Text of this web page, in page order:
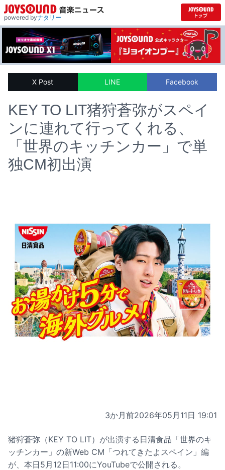
powered byナタリー
X Post LINE Facebook
KEY TO LIT猪狩蒼弥がスペイ
ンに連れて行ってくれる、
「世界のキッチンカー」で単
独CM初出演
3か月前2026年05月11日 19:01
猪狩蒼弥（KEY TO LIT）が出演する日清食品「世界のキ
ッチンカー」の新Web CM「つれてきたよスペイン」編
が、本日5月12日11:00にYouTubeで公開される。